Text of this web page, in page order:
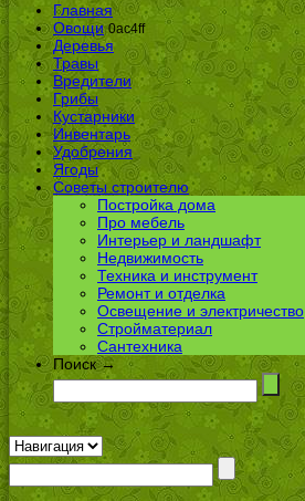
Главная
Овощи 0ac4ff
Деревья
Травы
Вредители
Грибы
Кустарники
Инвентарь
Удобрения
Ягоды
Советы строителю
Постройка дома
Про мебель
Интерьер и ландшафт
Недвижимость
Техника и инструмент
Ремонт и отделка
Освещение и электричество
Стройматериал
Сантехника
Поиск →